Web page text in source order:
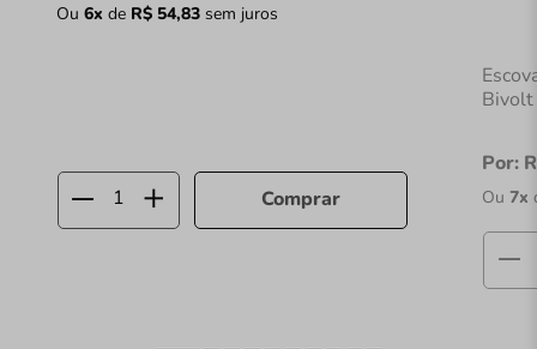
Ou 6x de R$ 54,83sem juros
Comprar
Bivolt
Por:
Ou 7x